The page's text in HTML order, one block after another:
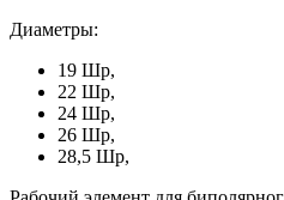
Диаметры:
19 Шр,
22 Шр,
24 Шр,
26 Шр,
28,5 Шр,